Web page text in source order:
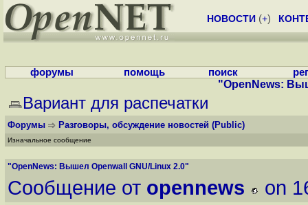
НОВОСТИ (+)
форумы помощь поиск
"OpenNews:
Вариант для распечатки
Форумы Разговоры, обсуждение новостей (Public)
Изначальное сообщение
"OpenNews: Вышел Openwall GNU/Linux 2.0"
Сообщение от opennews on